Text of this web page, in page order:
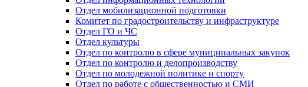
Отдел мобилизационной подготовки
Комитет по градостроительству и инфраструктуре
Отдел ГО и ЧС
Отдел культуры
Отдел по контролю в сфере муниципальных закупок
Отдел по контролю и делопроизводству
Отдел по молодежной политике и спорту
Отдел по работе с общественностью и СМИ